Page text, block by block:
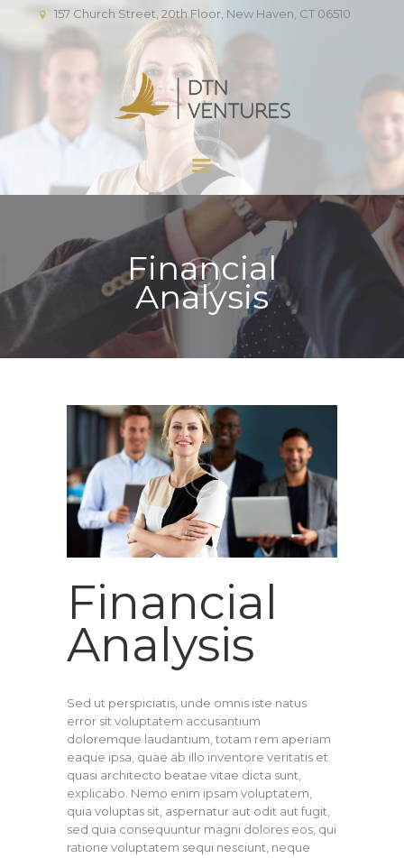
157 Church Street, 20th Floor, New Haven, CT 06510
Financial
Analysis
DTN VENTURES
Early stage investor
HOME
ABOUT US
PORTFOLIO
TEAM
PRESS
FAQ
CONTACT
Financial
Analysis
Sed ut perspiciatis, unde omnis iste natus
error sit voluptatem accusantium
doloremque laudantium, totam rem aperiam
eaque ipsa, quae ab illo inventore veritatis et
quasi architecto beatae vitae dicta sunt,
explicabo. Nemo enim ipsam voluptatem,
quia voluptas sit, aspernatur aut odit aut fugit,
sed quia consequuntur magni dolores eos, qui
ratione voluptatem sequi nesciunt, neque